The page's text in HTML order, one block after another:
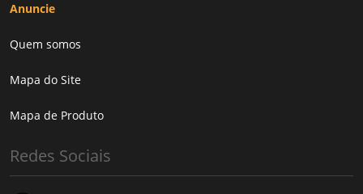
Anuncie
Quem somos
Mapa do Site
Mapa de Produto
Redes Sociais